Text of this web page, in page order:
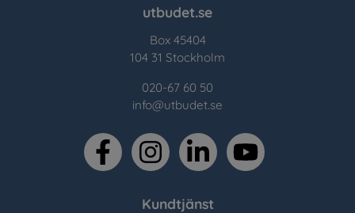
utbudet.se
Box 45404
104 31 Stockholm
020-67 60 50
info@utbudet.se
facebookinstagramlinkedin youtube
Kundtjänst